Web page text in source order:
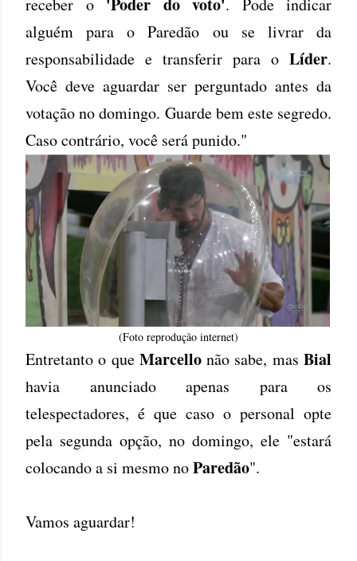
receber o
. Pode indicar
alguém para o Paredão ou se livrar da
responsabilidade e transferir para o Líder.
Você deve aguardar ser perguntado antes da
votação no domingo. Guarde bem este segredo.
Caso contrário, você será punido."
(Foto reprodução internet)
Entretanto o que Marcellonão sabe, masBial
havia anunciado apenas para os
telespectadores, é que caso o personal opte
pela segunda opção, no domingo, ele "estará
colocando a si mesmo noParedão".
Vamos aguardar!